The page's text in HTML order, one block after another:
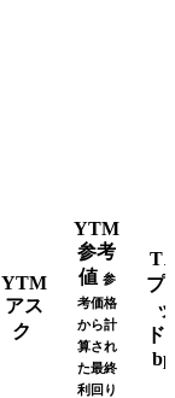
YTM
アス
ク
YTM
参考
値 参
考価格
から計
算され
た最終
利回り
T
プ
ッ
ド
bp